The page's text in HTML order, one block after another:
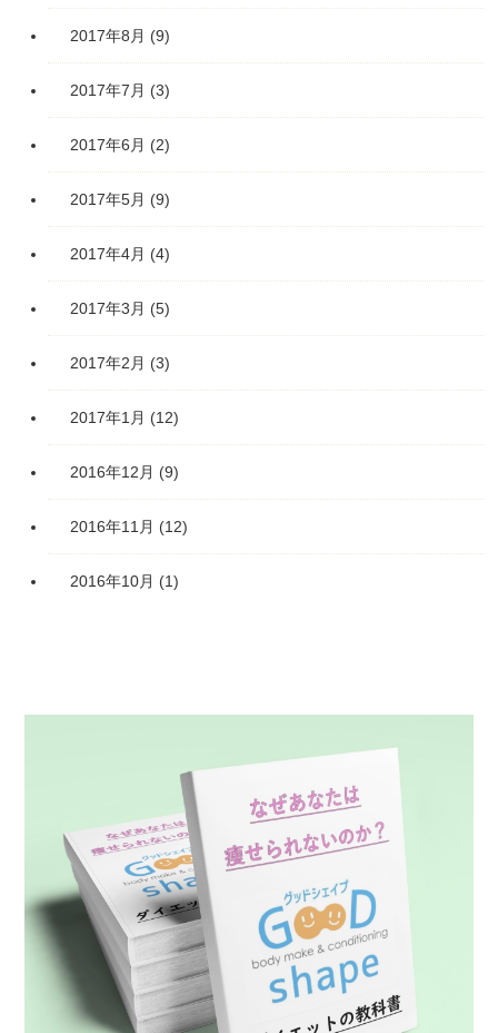
2017年8月 (9)
2017年7月 (3)
2017年6月 (2)
2017年5月 (9)
2017年4月 (4)
2017年3月 (5)
2017年2月 (3)
2017年1月 (12)
2016年12月 (9)
2016年11月 (12)
2016年10月 (1)